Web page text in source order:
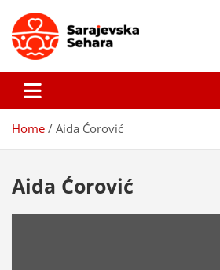
content
Sarajevska
Home Aida Ćorović
Aida Ćorović